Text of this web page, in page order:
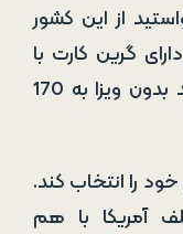
از این کشور
گرین کارت با
دریافت پاسپورت آمریکایی می‌توانند بدون ویزا به 170
را انتخاب کند.
آمریکا با هم